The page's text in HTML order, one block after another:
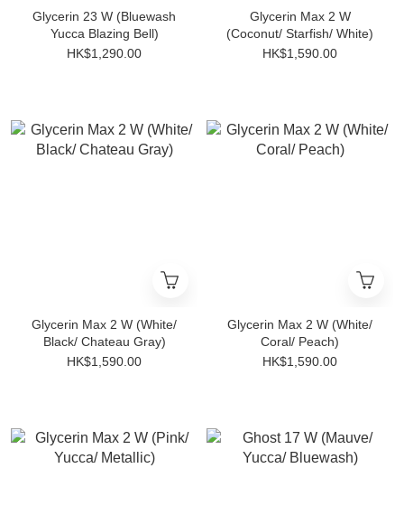
Glycerin 23 W (Bluewash
Yucca Blazing Bell)
HK$1,290.00
Glycerin Max 2 W
(Coconut/ Starfish/ White)
HK$1,590.00
Glycerin Max 2 W (White/
Black/ Chateau Gray)
HK$1,590.00
Glycerin Max 2 W (White/
Coral/ Peach)
HK$1,590.00